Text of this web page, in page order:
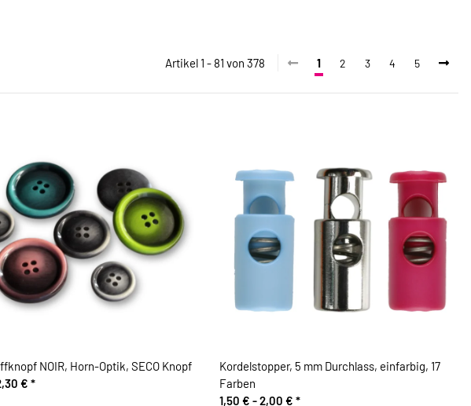
Artikel 1 - 81 von 378 1 2 3 4 5
NOIR, Horn-Optik, SECO Knopf
€ *
Kordelstopper, 5 mm Durchlass, einfarbig, 17
Farben
1,50 € -2,00 € *